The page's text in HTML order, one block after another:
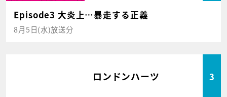
Episode3 大炎上…暴走する正義
8月5日(水)放送分
ロンドンハーツ 3